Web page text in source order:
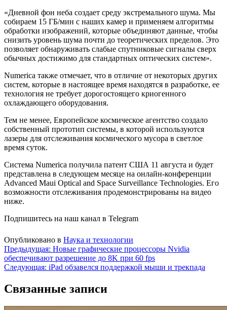
«Дневной фон неба создает среду экстремального шума. Мы
собираем 15 ГБ/мин с наших камер и применяем алгоритмы
обработки изображений, которые объединяют данные, чтобы
снизить уровень шума почти до теоретических пределов. Это
позволяет обнаруживать слабые спутниковые сигналы сверх
обычных достижимо для стандартных оптических систем».
Numerica также отмечает, что в отличие от некоторых других
систем, которые в настоящее время находятся в разработке, ее
технология не требует дорогостоящего криогенного
охлаждающего оборудования.
Тем не менее, Европейское космическое агентство создало
собственный прототип системы, в которой используются
лазеры для отслеживания космического мусора в светлое
время суток.
Система Numerica получила патент США 11 августа и будет
представлена ​​в следующем месяце на онлайн-конференции
Advanced Maui Optical and Space Surveillance Technologies. Его
возможности отслеживания продемонстрированы на видео
ниже.
Подпишитесь на наш канал в Telegram
Опубликовано в Наука и технологии
Навигация
по
Предыдущая: Новые графические процессоры Nvidia
обеспечивают разрешение до 8K при 60 fps
Следующая: iPad обзавелся поддержкой мыши и трекпада
Связанные записи